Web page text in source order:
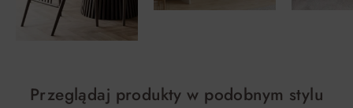
Przeglądaj produkty w podobnym stylu